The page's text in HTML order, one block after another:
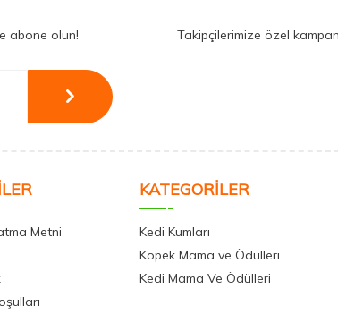
abone olun! Takipçilerimize özel
Metni
KATEGORİLER
Kedi Kumları
Köpek Mama ve Ödülleri
Kedi Mama Ve Ödülleri